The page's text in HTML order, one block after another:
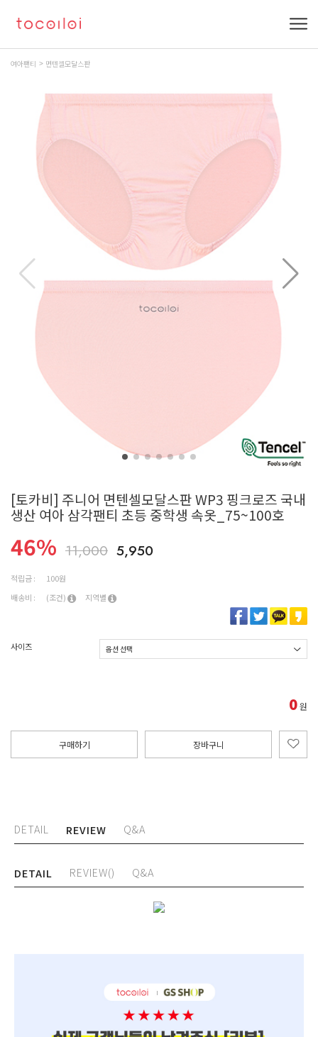
여아팬티 면텐셀모달스판
[토카비] 주니어 면텐셀모달스판 WP3 핑크로즈 국내
생산 여아 삼각팬티 초등 중학생 속옷_75~100호
46% 11,000 5,950
적립금 :
100원
배송비 :
(조건) 지역별
사이즈
0원
구매하기 장바구니
DETAIL REVIEW Q&A
DETAIL REVIEW() Q&A